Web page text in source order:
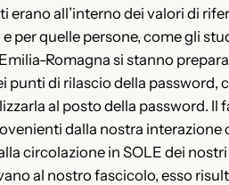
all’interno dei valori di
per quelle persone, come gli
Romagna si stanno
punti di rilascio della password,
al posto della password. Il
dalla nostra interazione
circolazione in SOLE dei
al nostro fascicolo, esso